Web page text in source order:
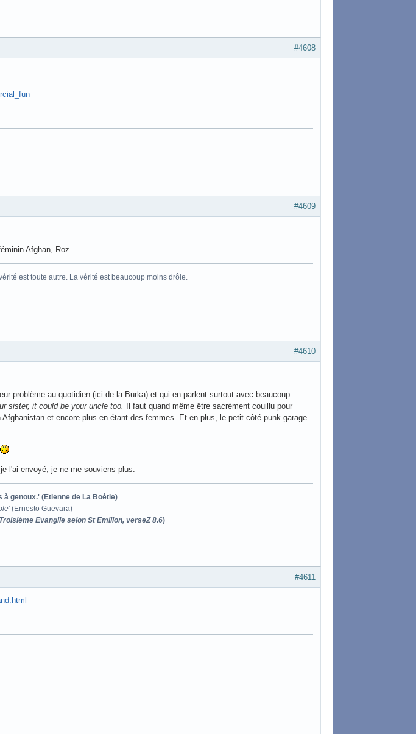
#4608
#4609
Afghan, Roz.
est toute autre. La vérité est beaucoup moins drôle.
#4610
problème au quotidien (ici de la Burka) et qui en parlent surtout avec beaucoup
sister, it could be your uncle too. Il faut quand même être sacrément couillu pour
et encore plus en étant des femmes. Et en plus, le petit côté punk garage
l'ai envoyé, je ne me souviens plus.
genoux.' (Etienne de La Boétie)
' (Ernesto Guevara)
Evangile selon St Emilion, verseZ 8.6)
#4611